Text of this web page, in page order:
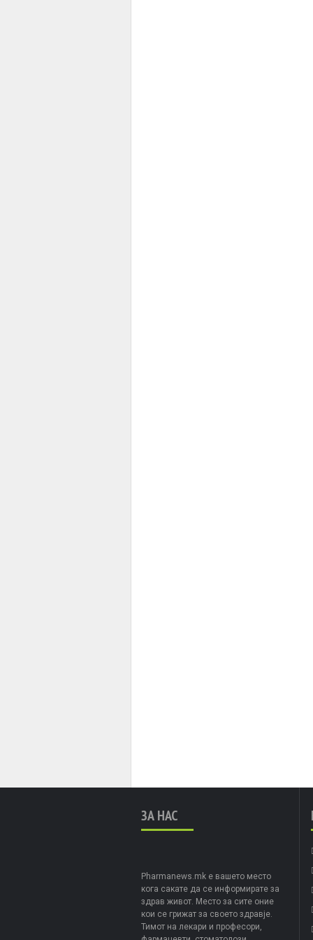
ЗА НАС
Pharmanews.mk е вашето место
кога сакате да се информирате за
здрав живот. Место за сите оние
кои се грижат за своето здравје.
Тимот на лекари и професори,